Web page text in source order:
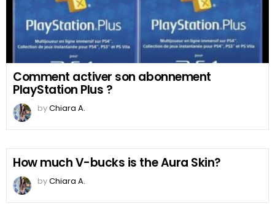
Comment activer son abonnement
PlayStation Plus ?
byChiara A.
How much V-bucks is the Aura Skin?
byChiara A.